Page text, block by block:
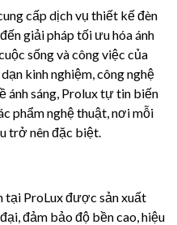
cấp dịch vụ thiết kế đèn
giải pháp tối ưu hóa ánh
sống và công việc của
kinh nghiệm, công nghệ
ánh sáng, Prolux tự tin biến
phẩm nghệ thuật, nơi mỗi
trở nên đặc biệt.
tại ProLux được sản xuất
đảm bảo độ bền cao, hiệu